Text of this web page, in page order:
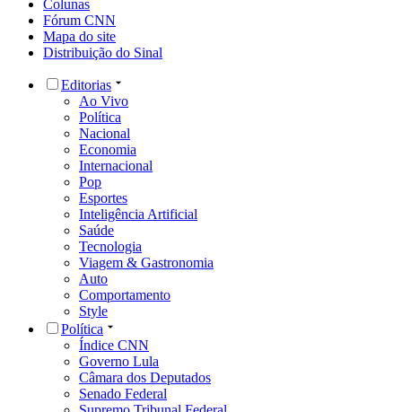
Colunas
Fórum CNN
Mapa do site
Distribuição do Sinal
Editorias
Ao Vivo
Política
Nacional
Economia
Internacional
Pop
Esportes
Inteligência Artificial
Saúde
Tecnologia
Viagem & Gastronomia
Auto
Comportamento
Style
Política
Índice CNN
Governo Lula
Câmara dos Deputados
Senado Federal